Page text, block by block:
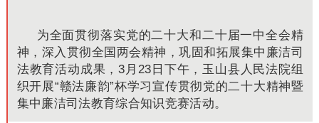
为全面贯彻落实党的二十大和二十届一中全会精
神，深入贯彻全国两会精神，巩固和拓展集中廉洁司
法教育活动成果，3月23日下午，玉山县人民法院组
织开展“赣法廉韵”杯学习宣传贯彻党的二十大精神暨
集中廉洁司法教育综合知识竞赛活动。